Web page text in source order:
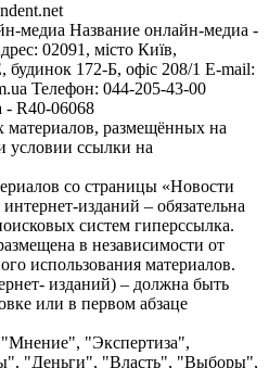
медиа Название онлайн-медиа -
02091, місто Київ,
172-Б, офіс 208/1 E-mail:
Телефон: 044-205-43-00
- R40-06068
размещённых на
условии ссылки на
со страницы «Новости
изданий – обязательна
систем гиперссылка.
в независимости от
использования материалов.
изданий) – должна быть
или в первом абзаце
"Экспертиза",
"Деньги", "Власть", "Выборы",